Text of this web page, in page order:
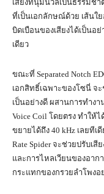
เสียงที่นุ่มนวลเป็นธรรมช
ที่เป็นเอกลักษณ์ด้วย เส้นใ
บิดเบือนของเสียงได้เป็นอ
เดียว
ขณะที่ Separated Notch
เอกสิทธิ์เฉพาะของโซนี่ จ
เป็นอย่างดี ผสานการทำง
Voice Coil โดยตรง ทำให้
ขยายได้ถึง 40 kHz เลยทีเ
Rate Spider จะช่วยปรับเ
และการไหลเวียนของอา
กระแทกของกรวยลำโพงอ